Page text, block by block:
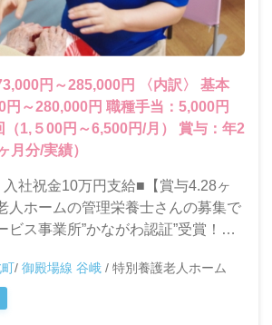
円～285,000円 〈内訳〉 基本
円～280,000円 職種手当：5,000円
（1,５00円～6,500円/月） 賞与：年2
月分/実績）
社祝金10万円支給■【賞与4.28ヶ
人ホームの管理栄養士さんの募集で
ス事業所”かながわ認証”受賞！よ
ます！
/ 御殿場線 谷峨 / 特別養護老人ホーム